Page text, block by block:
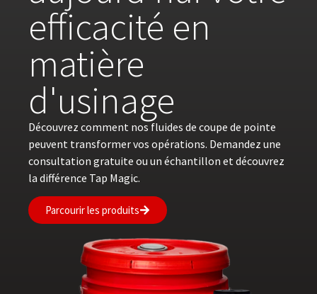
efficacité en
matière
d'usinage
Découvrez comment nos fluides de coupe de pointe
peuvent transformer vos opérations. Demandez une
consultation gratuite ou un échantillon et découvrez
la différence Tap Magic.
Parcourir les produits